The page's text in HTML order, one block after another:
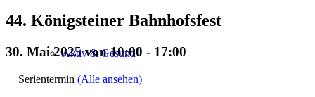
Aktiv & Gesund
44. Königsteiner Bahnhofsfest
30. Mai 2025 von 10:00 - 17:00
Serientermin (Alle ansehen)